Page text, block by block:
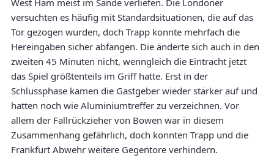
versuchten es häufig mit Standardsituationen, die auf das
Tor gezogen wurden, doch Trapp konnte mehrfach die
Hereingaben sicher abfangen. Die änderte sich auch in den
zweiten 45 Minuten nicht, wenngleich die Eintracht jetzt
das Spiel größtenteils im Griff hatte. Erst in der
Schlussphase kamen die Gastgeber wieder stärker auf und
hatten noch wie Aluminiumtreffer zu verzeichnen. Vor
allem der Fallrückzieher von Bowen war in diesem
Zusammenhang gefährlich, doch konnten Trapp und die
Frankfurt Abwehr weitere Gegentore verhindern.